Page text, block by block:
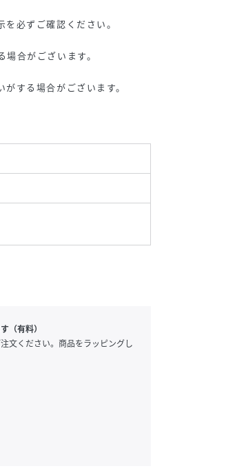
必ずご確認ください。
合がございます。
する場合がございます。
（有料）
文ください。商品をラッピングし